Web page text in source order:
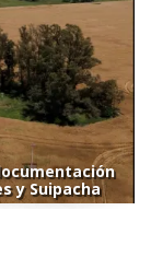
y Suipacha